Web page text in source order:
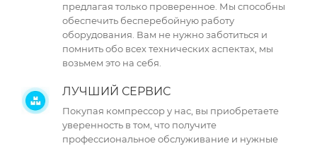
предлагая только проверенное. Мы способны
обеспечить бесперебойную работу
оборудования. Вам не нужно заботиться и
помнить обо всех технических аспектах, мы
возьмем это на себя.
ЛУЧШИЙ СЕРВИС
Покупая компрессор у нас, вы приобретаете
уверенность в том, что получите
профессиональное обслуживание и нужные